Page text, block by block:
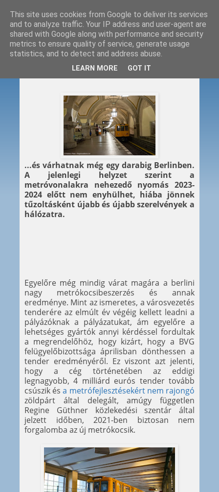
2019. 03. 05.
Metrókocsikra várnak
...és várhatnak még egy darabig Berlinben.
A jelenlegi helyzet szerint a
metróvonalakra nehezedő nyomás 2023-
2024 előtt nem enyhülhet, hiába jönnek
tűzoltásként újabb és újabb szerelvények a
hálózatra.
Egyelőre még mindig várat magára a berlini
nagy metrókocsibeszerzés és annak
eredménye. Mint az ismeretes, a városvezetés
tenderére az elmúlt év végéig kellett leadni a
pályázóknak a pályázatukat, ám egyelőre a
lehetséges gyártók annyi kérdéssel fordultak
a megrendelőhöz, hogy kizárt, hogy a BVG
felügyelőbizottsága áprilisban dönthessen a
tender eredményéről. Ez viszont azt jelenti,
hogy a cég történetében az eddigi
legnagyobb, 4 milliárd eurós tender tovább
csúszik ésa metrófejlesztésekért nem rajongó
zöldpárt által delegált, amúgy független
Regine Güthner közlekedési szentár által
jelzett időben, 2021-ben biztosan nem
forgalomba az új metrókocsik.
This site uses cookies from Google to deliver its services
and to analyze traffic. Your IP address and user-agent are
shared with Google along with performance and security
metrics to ensure quality of service, generate usage
statistics, and to detect and address abuse.
LEARN MORE GOT IT